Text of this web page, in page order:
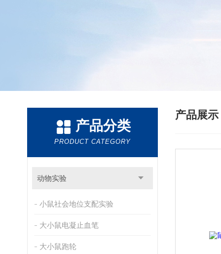
产品分类
PRODUCT CATEGORY
动物实验
小鼠社会地位支配实验
大小鼠电凝止血笔
大小鼠跑轮
产品展示